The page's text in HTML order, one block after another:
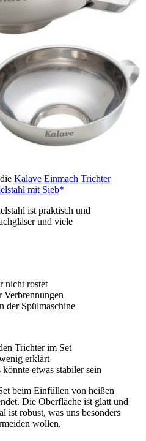
Kalave Einmach Trichter
mit Sieb
ist praktisch und
und viele
nicht rostet
Verbrennungen
der Spülmaschine
Trichter im Set
erklärt
etwas stabiler sein
beim Einfüllen von heißen
Die Oberfläche ist glatt und
ist robust, was uns besonders
wollen.